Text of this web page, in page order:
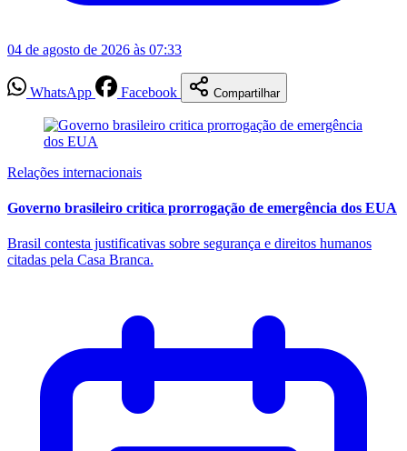
04 de agosto de 2026 às 07:33
WhatsApp Facebook Compartilhar
Relações internacionais
Governo brasileiro critica prorrogação de emergência dos EUA
Brasil contesta justificativas sobre segurança e direitos humanos
citadas pela Casa Branca.